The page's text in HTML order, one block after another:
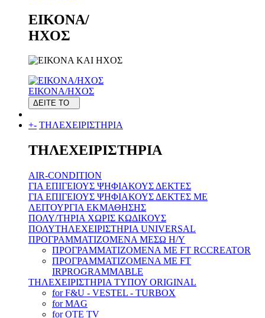
ΕΙΚΟΝΑ/
ΗΧΟΣ
ΕΙΚΟΝΑ/ΗΧΟΣ
ΔΕΙΤΕ ΤΟ
+- ΤΗΛΕΧΕΙΡΙΣΤΗΡΙΑ
ΤΗΛΕΧΕΙΡΙΣΤΗΡΙΑ
AIR-CONDITION
ΓΙΑ ΕΠΙΓΕΙΟΥΣ ΨΗΦΙΑΚΟΥΣ ΔΕΚΤΕΣ
ΓΙΑ ΕΠΙΓΕΙΟΥΣ ΨΗΦΙΑΚΟΥΣ ΔΕΚΤΕΣ ΜΕ
ΛΕΙΤΟΥΡΓΙΑ ΕΚΜΑΘΗΣΗΣ
ΠΟΛΥ/ΤΗΡΙΑ ΧΩΡΙΣ ΚΩΔΙΚΟΥΣ
ΠΟΛΥΤΗΛΕΧΕΙΡΙΣΤΗΡΙΑ UNIVERSAL
ΠΡΟΓΡΑΜΜΑΤΙΖΟΜΕΝΑ ΜΕΣΩ H/Y
ΠΡΟΓΡΑΜΜΑΤΙΖΟΜΕΝΑ ΜΕ FT RCCREATOR
ΠΡΟΓΡΑΜΜΑΤΙΖΟΜΕΝΑ ΜΕ FT
IRPROGRAMMABLE
ΤΗΛΕΧΕΙΡΙΣΤΗΡΙΑ ΤΥΠΟΥ ORIGINAL
for F&U - VESTEL - TURBOX
for MAG
for OTE TV